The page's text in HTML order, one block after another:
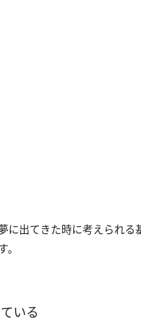
に出てきた時に考えられる
いる